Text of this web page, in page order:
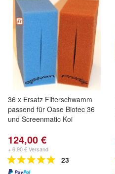
36 x Ersatz Filterschwamm
passend für Oase Biotec 36
und Screenmatic Koi
124,00 €
+ 6,90 € Versand
23